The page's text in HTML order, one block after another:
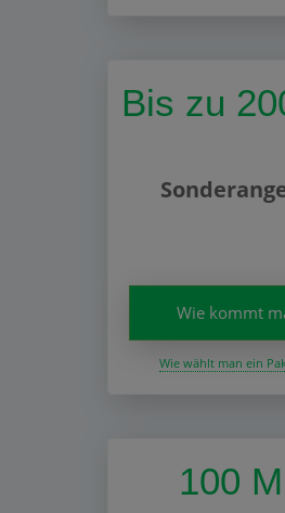
Bis zu
Wie kommt
Wie wählt man ein
100